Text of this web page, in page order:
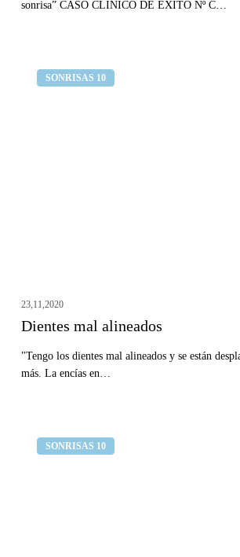
sonrisa” CASO CLÍNICO DE ÉXITO Nº C…
mal
SONRISAS 10
23,11,2020
Dientes mal alineados
"Tengo los dientes mal alineados y se están
más. La encías en…
Clínica dental Curull
dientes
SONRISAS 10
Clínica dental Curull